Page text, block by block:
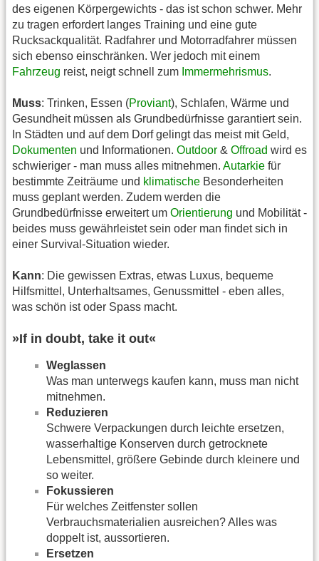
des eigenen Körpergewichts - das ist schon schwer. Mehr
zu tragen erfordert langes Training und eine gute
Rucksackqualität. Radfahrer und Motorradfahrer müssen
sich ebenso einschränken. Wer jedoch mit einem
Fahrzeug reist, neigt schnell zum Immermehrismus.
Muss: Trinken, Essen (Proviant), Schlafen, Wärme und
Gesundheit müssen als Grundbedürfnisse garantiert sein.
In Städten und auf dem Dorf gelingt das meist mit Geld,
Dokumenten und Informationen. Outdoor & Offroad wird es
schwieriger - man muss alles mitnehmen. Autarkie für
bestimmte Zeiträume und klimatische Besonderheiten
muss geplant werden. Zudem werden die
Grundbedürfnisse erweitert um Orientierung und Mobilität -
beides muss gewährleistet sein oder man findet sich in
einer Survival-Situation wieder.
Kann: Die gewissen Extras, etwas Luxus, bequeme
Hilfsmittel, Unterhaltsames, Genussmittel - eben alles,
was schön ist oder Spass macht.
»If in doubt, take it out«
Weglassen
Was man unterwegs kaufen kann, muss man nicht
mitnehmen.
Reduzieren
Schwere Verpackungen durch leichte ersetzen,
wasserhaltige Konserven durch getrocknete
Lebensmittel, größere Gebinde durch kleinere und
so weiter.
Fokussieren
Für welches Zeitfenster sollen
Verbrauchsmaterialien ausreichen? Alles was
doppelt ist, aussortieren.
Ersetzen